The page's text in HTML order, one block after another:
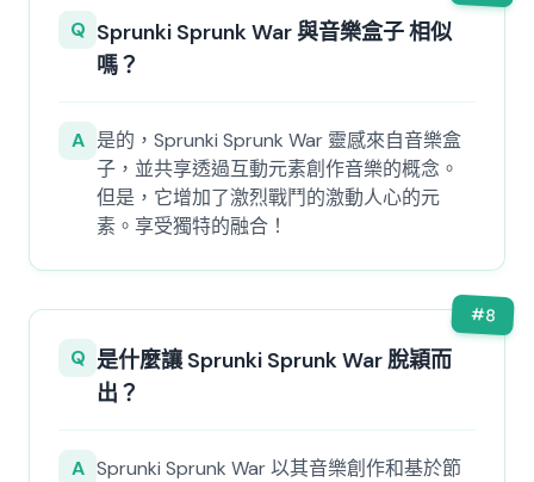
Q Sprunki Sprunk War 與音樂盒子 相似
嗎？
A 是的，Sprunki Sprunk War 靈感來自音樂盒
子，並共享透過互動元素創作音樂的概念。
但是，它增加了激烈戰鬥的激動人心的元
素。享受獨特的融合！
#8
Q 是什麼讓 Sprunki Sprunk War 脫穎而
出？
A Sprunki Sprunk War 以其音樂創作和基於節